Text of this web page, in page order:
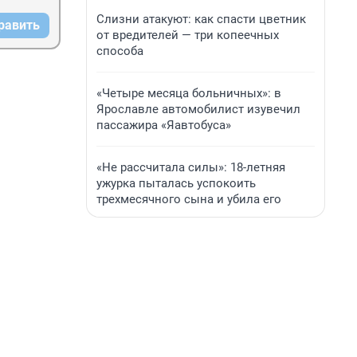
Слизни атакуют: как спасти цветник
от вредителей — три копеечных
способа
«Четыре месяца больничных»: в
Ярославле автомобилист изувечил
пассажира «Яавтобуса»
«Не рассчитала силы»: 18-летняя
ужурка пыталась успокоить
трехмесячного сына и убила его